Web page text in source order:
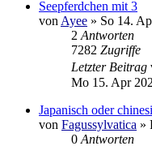
Seepferdchen mit 3
von Ayee » So 14.
2 Antworten
7282 Zugriffe
Letzter Beitrag
Mo 15. Apr
Japanisch oder
von Fagussylvatica »
0 Antworten